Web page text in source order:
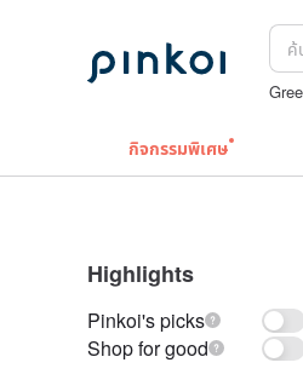
กิจกรรมพิเศษ
Highlights
Pinkoi's picks
Shop for good